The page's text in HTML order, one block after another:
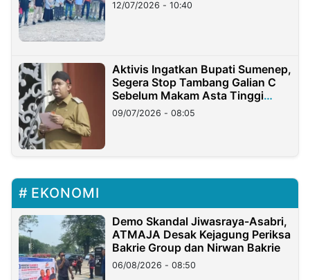
12/07/2026 - 10:40
Aktivis Ingatkan Bupati Sumenep,
Segera Stop Tambang Galian C
Sebelum Makam Asta Tinggi
Longsor
09/07/2026 - 08:05
EKONOMI
Demo Skandal Jiwasraya-Asabri,
ATMAJA Desak Kejagung Periksa
Bakrie Group dan Nirwan Bakrie
06/08/2026 - 08:50